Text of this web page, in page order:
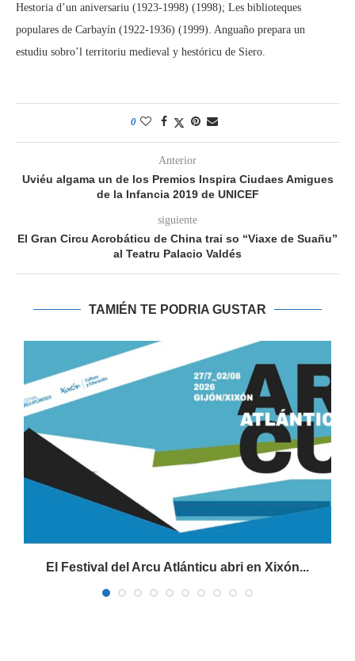
Hestoria d’un aniversariu (1923-1998) (1998); Les biblioteques
populares de Carbayín (1922-1936) (1999). Anguaño prepara un
estudiu sobro’l territoriu medieval y hestóricu de Siero.
0
Anterior
Uviéu algama un de los Premios Inspira Ciudaes Amigues
de la Infancia 2019 de UNICEF
siguiente
El Gran Circu Acrobáticu de China trai so “Viaxe de Suañu”
al Teatru Palacio Valdés
TAMIÉN TE PODRIA GUSTAR
El Festival del Arcu Atlánticu abri en Xixón...